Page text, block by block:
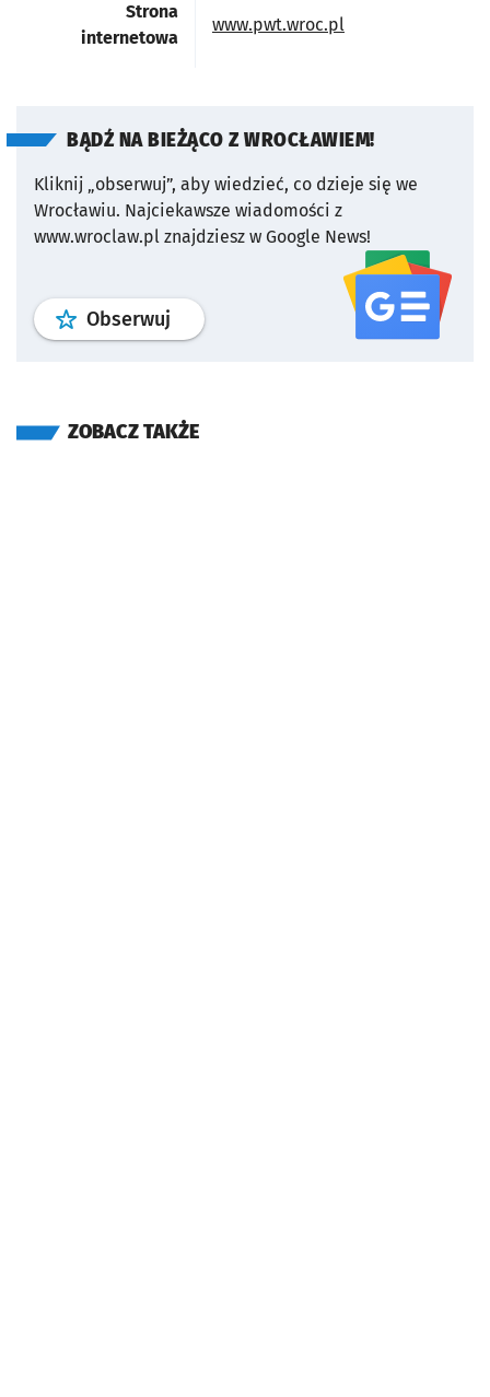
Strona
internetowa
www.pwt.wroc.pl
BĄDŹ NA BIEŻĄCO Z WROCŁAWIEM!
Kliknij „obserwuj”, aby wiedzieć, co dzieje się we
Wrocławiu. Najciekawsze wiadomości z
www.wroclaw.pl znajdziesz w Google News!
Obserwuj profil serwisu
ZOBACZ TAKŻE